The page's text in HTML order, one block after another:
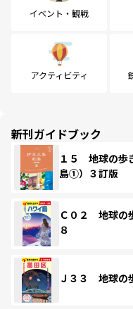
イベント・観戦
アクティビティ
新刊ガイドブック
１５ 地球の
島①）３訂版
Ｃ０２ 地球の
８
Ｊ３３ 地球の